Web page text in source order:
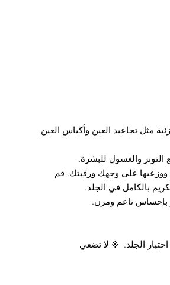
مثل تجاعيد العين وأكياس العين
على وجهك ورقبتك. قم
بالكامل في الجلد.
الجلد. ※ لا تضعي